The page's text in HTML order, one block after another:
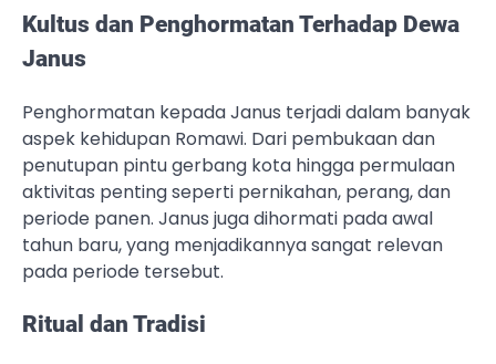
Kultus dan Penghormatan Terhadap Dewa
Janus
Penghormatan kepada Janus terjadi dalam banyak
aspek kehidupan Romawi. Dari pembukaan dan
penutupan pintu gerbang kota hingga permulaan
aktivitas penting seperti pernikahan, perang, dan
periode panen. Janus juga dihormati pada awal
tahun baru, yang menjadikannya sangat relevan
pada periode tersebut.
Ritual dan Tradisi